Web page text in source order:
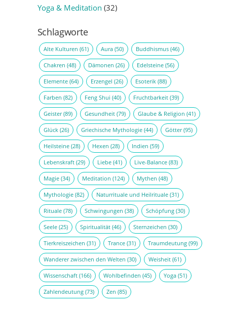
Yoga & Meditation (32)
Schlagworte
Alte Kulturen (61) Aura(50) Buddhismus(46)
Chakren (48) Dämonen (26) Edelsteine(56)
Elemente(64) Erzengel (26) Esoterik(88)
Farben (82) Feng Shui (40) Fruchtbarkeit(39)
Geister(89) Gesundheit(79) Glaube & Religion (41)
Glück(26) Griechische Mythologie(44) Götter(95)
Heilsteine(28) Hexen (28) Indien (59)
Lebenskraft(29) Liebe(41) Live-Balance(83)
Magie(34) Meditation (124) Mythen (48)
Mythologie(82) Naturrituale und Heilrituale(31)
Rituale(78) Schwingungen (38) Schöpfung(30)
Seele(25) Spiritualität(46) Sternzeichen (30)
Tierkreiszeichen (31) Trance(31) Traumdeutung(99)
Wanderer zwischen den Welten (30) Weisheit(61)
Wissenschaft(166) Wohlbefinden (45) Yoga(51)
Zahlendeutung(73) Zen (85)